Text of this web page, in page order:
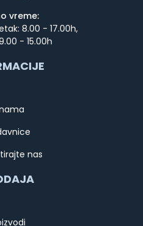
vreme:
8.00 - 17.00h,
- 15.00h
nas